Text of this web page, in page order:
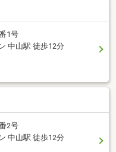
1号
中山駅 徒歩12分
2号
中山駅 徒歩12分